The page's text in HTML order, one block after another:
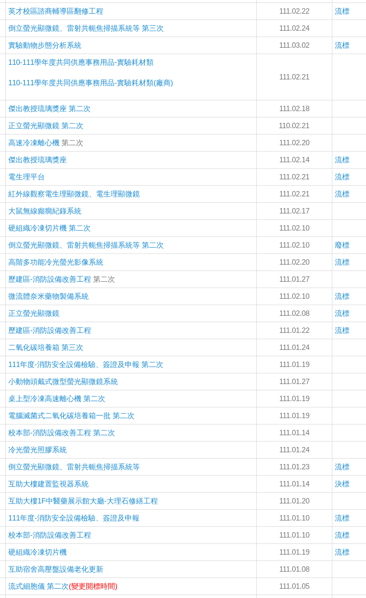
英才校區諮商輔導區翻修工程 111.02.22 流標
倒立螢光顯微鏡、雷射共軛焦掃描系統等 第三次 111.02.24
實驗動物步態分析系統 111.03.02 流標
110-111學年度共同供應事務用品-實驗耗材類
110-111學年度共同供應事務用品-實驗耗材類(廠商)
111.02.21
傑出教授琉璃獎座 第二次 111.02.18
正立螢光顯微鏡 第二次 110.02.21
高速冷凍離心機第二次 111.02.20
傑出教授琉璃獎座 111.02.14 流標
電生理平台 111.02.21 流標
紅外線觀察電生理顯微鏡、電生理顯微鏡 111.02.21 流標
大鼠無線癲癇紀錄系統 111.02.17
硬組織冷凍切片機 第二次 111.02.10
倒立螢光顯微鏡、雷射共軛焦掃描系統等 第二次 111.02.10 廢標
高階多功能冷光螢光影像系統 111.02.20 流標
歷建區-消防設備改善工程 第二次 111.01.27
微流體奈米藥物製備系統 111.02.10 流標
正立螢光顯微鏡 111.02.08 流標
歷建區-消防設備改善工程 111.01.22 流標
二氧化碳培養箱 第三次 111.01.24
111年度-消防安全設備檢驗、簽證及申報 第二次 111.01.19
小動物頭戴式微型螢光顯微鏡系統 111.01.27
桌上型冷凍高速離心機 第二次 111.01.19
電腦滅菌式二氧化碳培養箱一批 第二次 111.01.19
校本部-消防設備改善工程 第二次 111.01.14
冷光螢光照膠系統 111.01.24
倒立螢光顯微鏡、雷射共軛焦掃描系統等 111.01.23 流標
互助大樓建置監視器系統 111.01.14 決標
互助大樓1F中醫藥展示館大廳-大理石修繕工程 111.01.20
111年度-消防安全設備檢驗、簽證及申報 111.01.10 流標
校本部-消防設備改善工程 111.01.10 流標
硬組織冷凍切片機 111.01.19 流標
互助宿舍高壓盤設備老化更新 111.01.08
流式細胞儀 第二次(變更開標時間) 111.01.05